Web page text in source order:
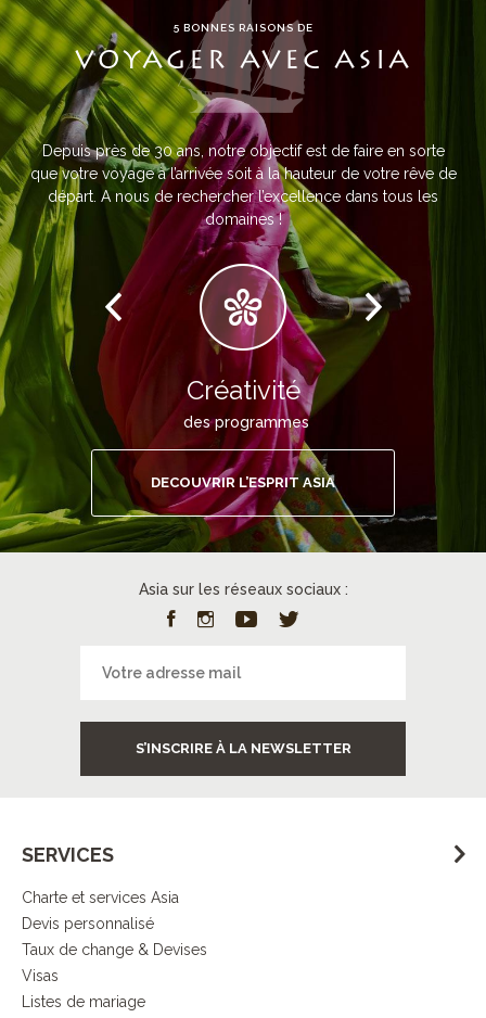
5 BONNES RAISONS DE
VOYAGER AVEC ASIA
Depuis près de 30 ans, notre objectif est de faire en sorte
que votre voyage à l’arrivée soit à la hauteur de votre rêve de
départ. A nous de rechercher l’excellence dans tous les
domaines !
Créativité
des programmes
DECOUVRIR L’ESPRIT ASIA
Asia sur les réseaux sociaux :
S’INSCRIRE À LA NEWSLETTER
SERVICES
Charte et services Asia
Devis personnalisé
Taux de change & Devises
Visas
Listes de mariage